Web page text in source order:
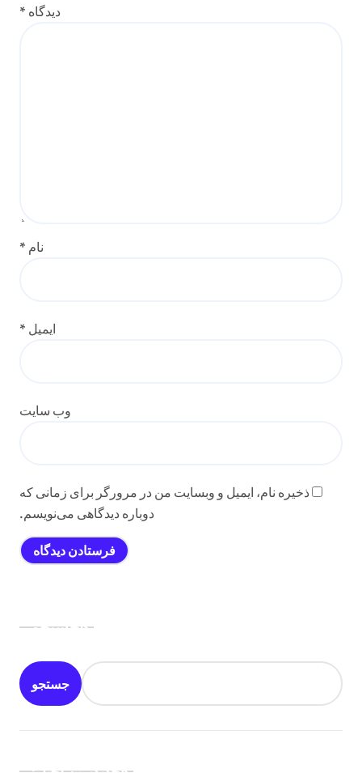
دیدگاه *
نام *
ایمیل *
وب‌ سایت
ذخیره نام، ایمیل و وبسایت من در مرورگر برای زمانی که
دوباره دیدگاهی می‌نویسم.
جستجو
جستجو